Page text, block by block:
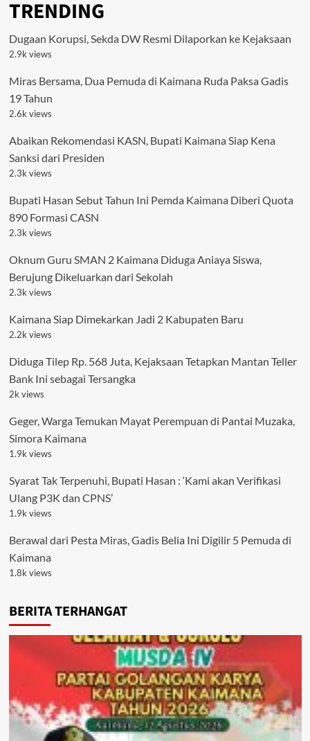
TRENDING
Dugaan Korupsi, Sekda DW Resmi Dilaporkan ke Kejaksaan
2.9k views
Miras Bersama, Dua Pemuda di Kaimana Ruda Paksa Gadis
19 Tahun
2.6k views
Abaikan Rekomendasi KASN, Bupati Kaimana Siap Kena
Sanksi dari Presiden
2.3k views
Bupati Hasan Sebut Tahun Ini Pemda Kaimana Diberi Quota
890 Formasi CASN
2.3k views
Oknum Guru SMAN 2 Kaimana Diduga Aniaya Siswa,
Berujung Dikeluarkan dari Sekolah
2.3k views
Kaimana Siap Dimekarkan Jadi 2 Kabupaten Baru
2.2k views
Diduga Tilep Rp. 568 Juta, Kejaksaan Tetapkan Mantan Teller
Bank Ini sebagai Tersangka
2k views
Geger, Warga Temukan Mayat Perempuan di Pantai Muzaka,
Simora Kaimana
1.9k views
Syarat Tak Terpenuhi, Bupati Hasan : ‘Kami akan Verifikasi
Ulang P3K dan CPNS’
1.9k views
Berawal dari Pesta Miras, Gadis Belia Ini Digilir 5 Pemuda di
Kaimana
1.8k views
BERITA TERHANGAT